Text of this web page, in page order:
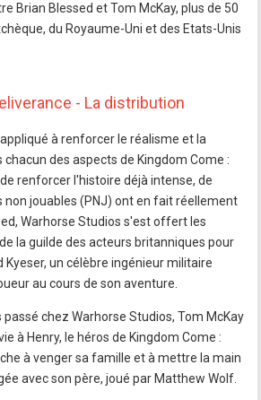
Brian Blessed et Tom McKay, plus de 50
du Royaume-Uni et des Etats-Unis
- La distribution
à renforcer le réalisme et la
des aspects de Kingdom Come :
renforcer l'histoire déjà intense, de
non jouables (PNJ) ont en fait réellement
Warhorse Studios s'est offert les
la guilde des acteurs britanniques pour
Kyeser, un célèbre ingénieur militaire
au cours de son aventure.
chez Warhorse Studios, Tom McKay
à Henry, le héros de Kingdom Come :
à venger sa famille et à mettre la main
avec son père, joué par Matthew Wolf.